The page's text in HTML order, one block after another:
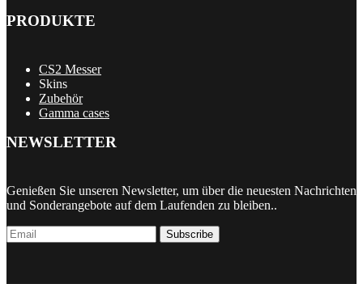
PRODUKTE
CS2 Messer
Skins
Zubehör
Gamma cases
NEWSLETTER
Genießen Sie unseren Newsletter, um über die neuesten Nachrichten
und Sonderangebote auf dem Laufenden zu bleiben..
Subscribe